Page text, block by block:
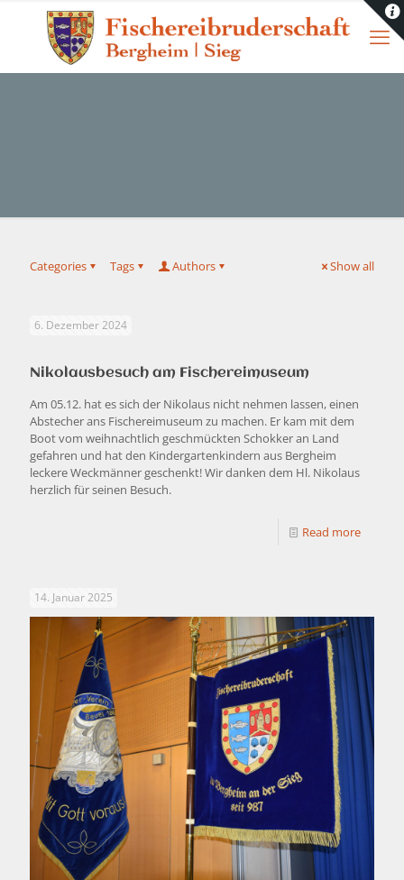
Categories Tags Authors Show all
6. Dezember 2024
Nikolausbesuch am Fischereimuseum
Am 05.12. hat es sich der Nikolaus nicht nehmen lassen, einen
Abstecher ans Fischereimuseum zu machen. Er kam mit dem
Boot vom weihnachtlich geschmückten Schokker an Land
gefahren und hat den Kindergartenkindern aus Bergheim
leckere Weckmänner geschenkt! Wir danken dem Hl. Nikolaus
herzlich für seinen Besuch.
Read more
14. Januar 2025